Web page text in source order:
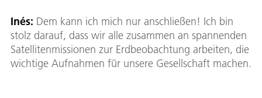
Inés: Dem kann ich mich nur anschließen! Ich bin
stolz darauf, dass wir alle zusammen an spannenden
Satellitenmissionen zur Erdbeobachtung arbeiten, die
wichtige Aufnahmen für unsere Gesellschaft machen.